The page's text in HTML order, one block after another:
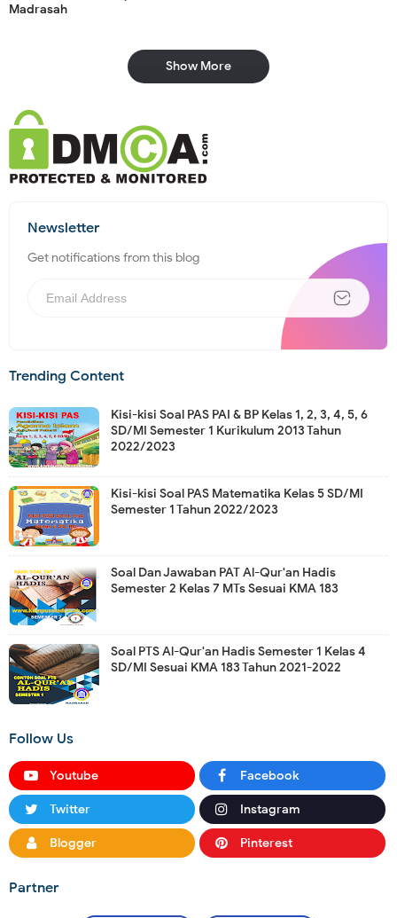
Madrasah
Show More
Newsletter
Get notifications from this blog
Trending Content
Kisi-kisi Soal PAS PAI & BP Kelas 1, 2, 3, 4, 5, 6
SD/MI Semester 1 Kurikulum 2013 Tahun
2022/2023
Kisi-kisi Soal PAS Matematika Kelas 5 SD/MI
Semester 1 Tahun 2022/2023
Soal Dan Jawaban PAT Al-Qur'an Hadis
Semester 2 Kelas 7 MTs Sesuai KMA 183
Soal PTS Al-Qur'an Hadis Semester 1 Kelas 4
SD/MI Sesuai KMA 183 Tahun 2021-2022
Follow Us
Youtube Facebook
Twitter Instagram
Blogger Pinterest
Partner